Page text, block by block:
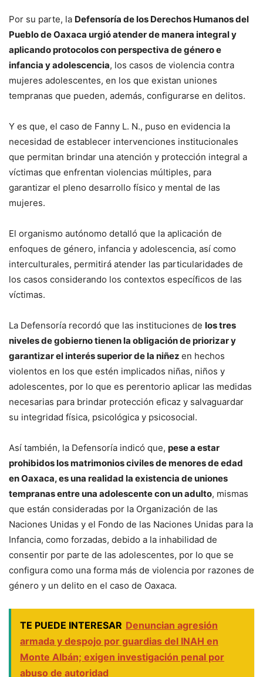
Por su parte, la Defensoría de los Derechos Humanos del
Pueblo de Oaxaca urgió atender de manera integral y
aplicando protocolos con perspectiva de género e
infancia y adolescencia, los casos de violencia contra
mujeres adolescentes, en los que existan uniones
tempranas que pueden, además, configurarse en delitos.
Y es que, el caso de Fanny L. N., puso en evidencia la
necesidad de establecer intervenciones institucionales
que permitan brindar una atención y protección integral a
víctimas que enfrentan violencias múltiples, para
garantizar el pleno desarrollo físico y mental de las
mujeres.
El organismo autónomo detalló que la aplicación de
enfoques de género, infancia y adolescencia, así como
interculturales, permitirá atender las particularidades de
los casos considerando los contextos específicos de las
víctimas.
La Defensoría recordó que las instituciones de los tres
niveles de gobierno tienen la obligación de priorizar y
garantizar el interés superior de la niñez en hechos
violentos en los que estén implicados niñas, niños y
adolescentes, por lo que es perentorio aplicar las medidas
necesarias para brindar protección eficaz y salvaguardar
su integridad física, psicológica y psicosocial.
Así también, la Defensoría indicó que, pese a estar
prohibidos los matrimonios civiles de menores de edad
en Oaxaca, es una realidad la existencia de uniones
tempranas entre una adolescente con un adulto, mismas
que están consideradas por la Organización de las
Naciones Unidas y el Fondo de las Naciones Unidas para la
Infancia, como forzadas, debido a la inhabilidad de
consentir por parte de las adolescentes, por lo que se
configura como una forma más de violencia por razones de
género y un delito en el caso de Oaxaca.
TE PUEDE INTERESAR Denuncian agresión
armada y despojo por guardias del INAH en
Monte Albán; exigen investigación penal por
abuso de autoridad